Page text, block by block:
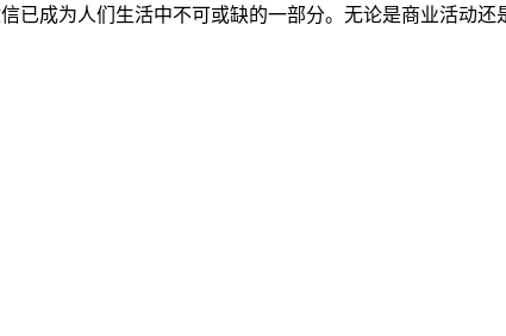
成为人们生活中不可或缺的一部分。无论是商业活动还